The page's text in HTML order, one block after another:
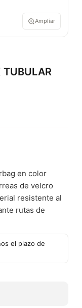
Ampliar
TUBULAR
en color
de velcro
resistente al
rutas de
el plazo de